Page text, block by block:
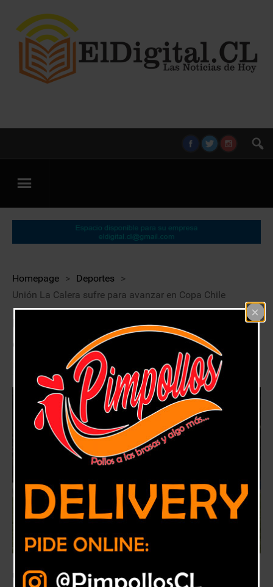
Homepage > Deportes >
Unión La Calera sufre para avanzar en Copa Chile
Unión La Calera sufre para avanzar
en Copa Chile
Deportes
Unión La Calera consiguió la clasificación a los cuartos de final de la